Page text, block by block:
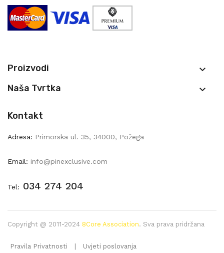
Proizvodi 
Naša Tvrtka 
Kontakt
Adresa: Primorska ul. 35, 34000, Požega
Email: info@pinexclusive.com
Tel: 034 274 204
Copyright @ 2011-2024 8Core Association. Sva prava pridržana
Pravila Privatnosti Uvjeti poslovanja